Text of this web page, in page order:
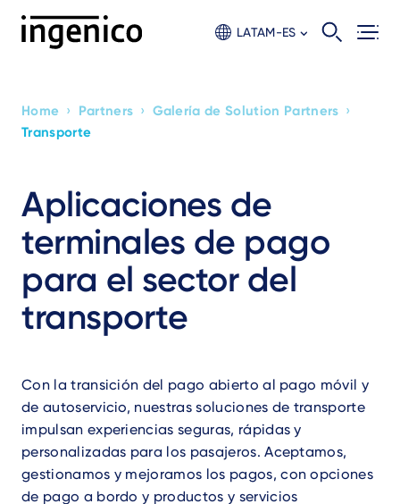
LATAM-ES
Aplicaciones de
terminales de pago
para el sector del
transporte
Con la transición del pago abierto al pago móvil y
de autoservicio, nuestras soluciones de transporte
impulsan experiencias seguras, rápidas y
personalizadas para los pasajeros. Aceptamos,
gestionamos y mejoramos los pagos, con opciones
de pago a bordo y productos y servicios
Breadcrumb
Home › Partners › Galería de Solution Partners ›
Transporte